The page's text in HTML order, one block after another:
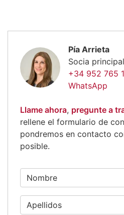
Pía Arrieta
Socia principal
+34 952 765
WhatsApp
Llame ahora, pregunte a
rellene el formulario de
pondremos en contacto
posible.